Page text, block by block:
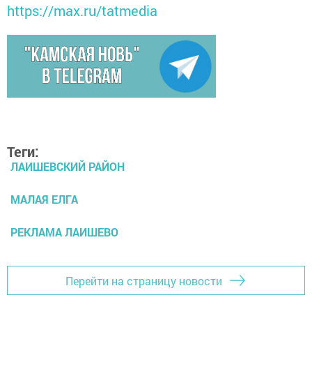
https://max.ru/tatmedia
Теги:
ЛАИШЕВСКИЙ РАЙОН
МАЛАЯ ЕЛГА
РЕКЛАМА ЛАИШЕВО
Перейти на страницу новости